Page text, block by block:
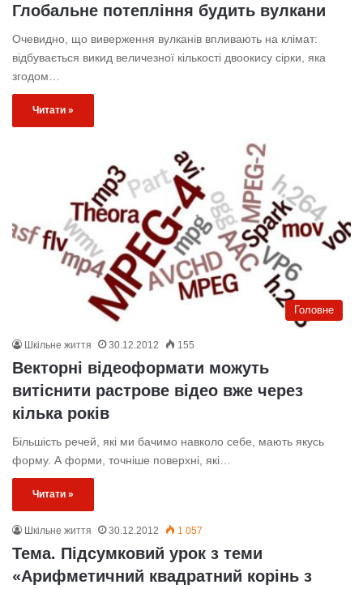
Глобальне потепління будить вулкани
Очевидно, що виверження вулканів впливають на клімат:
відбувається викид величезної кількості двоокису сірки, яка
згодом…
Читати »
Головне
Шкільне життя 30.12.2012 155
Векторні відеоформати можуть
витіснити растрове відео вже через
кілька років
Більшість речей, які ми бачимо навколо себе, мають якусь
форму. А форми, точніше поверхні, які…
Читати »
Шкільне життя 30.12.2012 1 057
Тема. Підсумковий урок з теми
«Арифметичний квадратний корінь з